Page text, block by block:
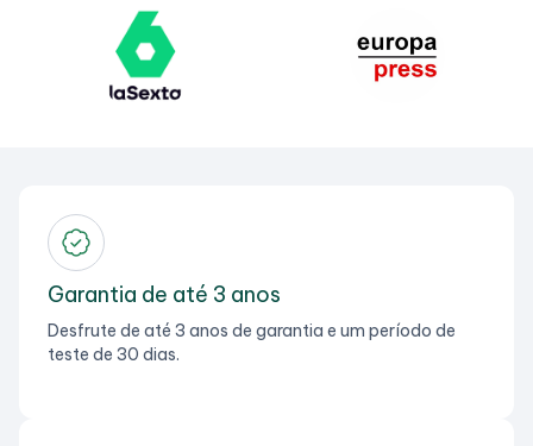
Garantia de até 3 anos
Desfrute de até 3 anos de garantia e um período de
teste de 30 dias.